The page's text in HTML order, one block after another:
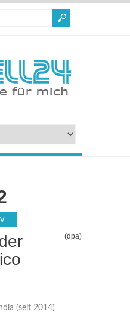
(dpa)
(seit 2014)